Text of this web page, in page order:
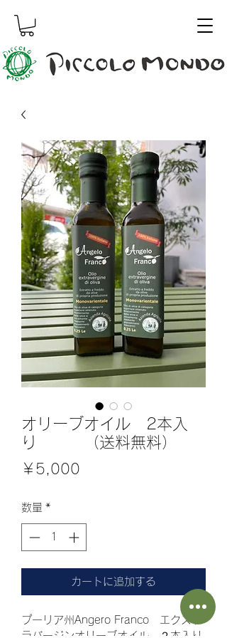
オリーブオイル 2本入
り （送料無料）
￥5,000
数量 *
カートに追加する
プーリア州Angero Franco　エクスト
ラバージンオリーブオイル　２本入り